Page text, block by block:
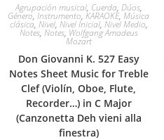
Agrupación musical, Cuerda, Dúos,
Género, Instrumento, KARAOKE, Música
clásica, Nivel, Nivel Inicial, Nivel Medio,
Notes, Notes, Wolfgang Amadeus
Mozart
Don Giovanni K. 527 Easy
Notes Sheet Music for Treble
Clef (Violín, Oboe, Flute,
Recorder…) in C Major
(Canzonetta Deh vieni alla
finestra)